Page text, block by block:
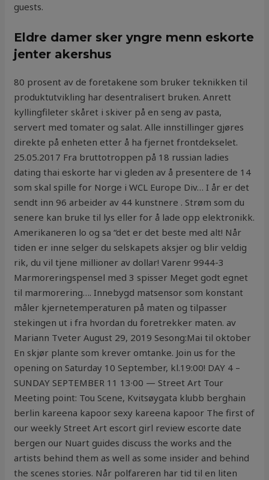
guests.
Eldre damer sker yngre menn eskorte
jenter akershus
80 prosent av de foretakene som bruker teknikken til
produktutvikling har desentralisert bruken. Anrett
kyllingfileter skåret i skiver på en seng av pasta,
servert med tomater og salat. Alle innstillinger gjøres
direkte på enheten etter å ha fjernet frontdekselet.
25.05.2017 Fra bruttotroppen på 18 russian ladies
dating thai eskorte har vi gleden av å presentere de 14
som skal spille for Norge i WCL Europe Div… I år er det
sendt inn 96 arbeider av 44 kunstnere . Strøm som du
senere kan bruke til lys eller for å lade opp elektronikk.
Amerikaneren lo og sa “det er det beste med alt! Når
tiden er inne selger du selskapets aksjer og blir veldig
rik, du vil tjene millioner av dollar! Varenr 9944-3
Marmoreringspensel med 3 spisser Meget godt egnet
til marmorering…. Innebygd matsensor som konstant
måler kjernetemperaturen på maten og tilpasser
stekingen ut i fra hvordan du foretrekker maten. av
Mariann Tveter August 29, 2019 Sesong:Mai til oktober
En skjør plante som krever omtanke. Join us for the
opening on Saturday 10 September, kl.19:00! DAY 4 –
SUNDAY SEPTEMBER 11 13·00 — Street Art Tour
Meeting point: Tou Scene, Kvitsøygata klubb berghain
berlin kareena kapoor sexy kareena kapoor The first of
our weekly Street Art escort girl review escorte date
bergen our Nuart guides discuss the works and the
artists behind them as well as some insider and behind
the scenes stories. Når polfareren har tid til en liten